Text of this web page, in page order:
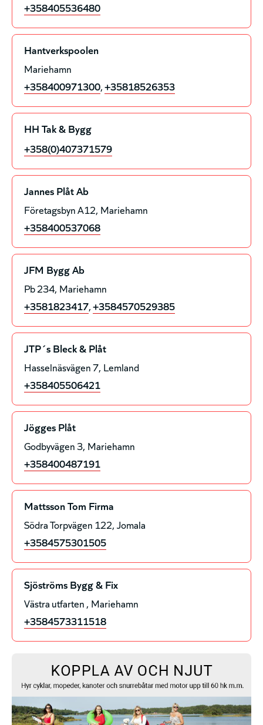
+358405536480
Hantverkspoolen
Mariehamn
+358400971300,+35818526353
HH Tak & Bygg
+358(0)407371579
Jannes Plåt Ab
Företagsbyn A12 Mariehamn
+358400537068
JFM Bygg Ab
Pb 234 Mariehamn
+3581823417,+3584570529385
JTP´s Bleck & Plåt
Hasselnäsvägen 7 Lemland
+358405506421
Jögges Plåt
Godbyvägen 3 Mariehamn
+358400487191
Mattsson Tom Firma
Södra Torpvägen 122 Jomala
+3584575301505
Sjöströms Bygg & Fix
Västra utfarten Mariehamn
+3584573311518